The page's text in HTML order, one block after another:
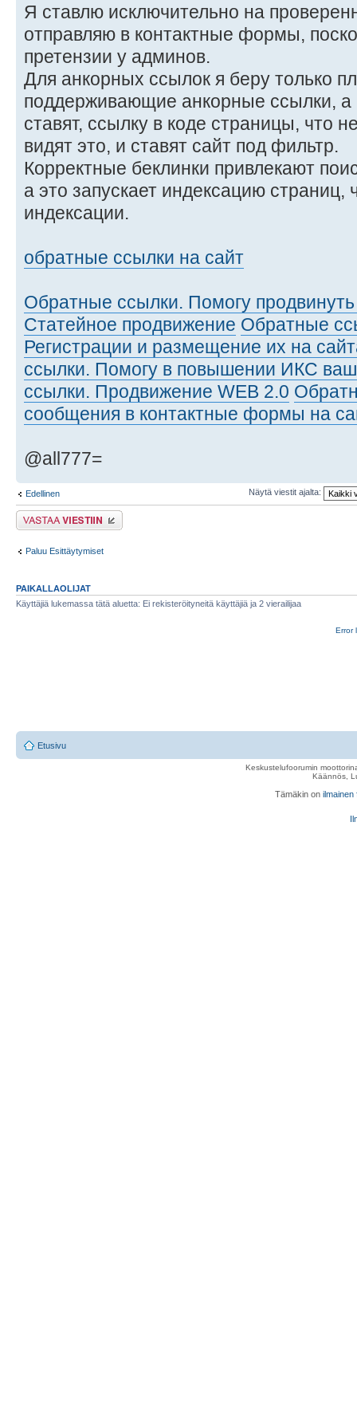
Я ставлю исключительно на
отправляю в контактные формы,
претензии у админов.
Для анкорных ссылок я беру только
поддерживающие анкорные ссылки, а
ставят, ссылку в коде страницы, что
видят это, и ставят сайт под фильтр.
Корректные беклинки привлекают
а это запускает индексацию страниц,
индексации.
обратные ссылки на сайт
Обратные ссылки. Помогу
Статейное продвижение Обратные
Регистрации и размещение их на
ссылки. Помогу в повышении ИКС
ссылки. Продвижение WEB 2.0
сообщения в контактные формы на
@all777=
Edellinen Näytä viestit ajalta:
Lähetä vastaus
Paluu Esittäytymiset
PAIKALLAOLIJAT
Käyttäjiä lukemassa tätä aluetta: Ei rekisteröityneitä käyttäjiä ja 2 vierailijaa
Error
Etusivu
Keskustelufoorumin
Käännös,
Tämäkin on ilmainen